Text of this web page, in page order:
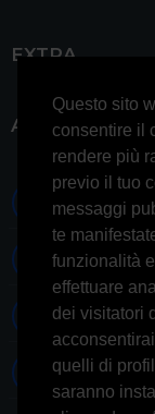
Questo sito
consentire il
rendere più
previo il tuo
messaggi
te
funzionalità
effettuare
dei visitatori
quelli di
saranno
EXTRA
ACCOUNT
Whatsapp